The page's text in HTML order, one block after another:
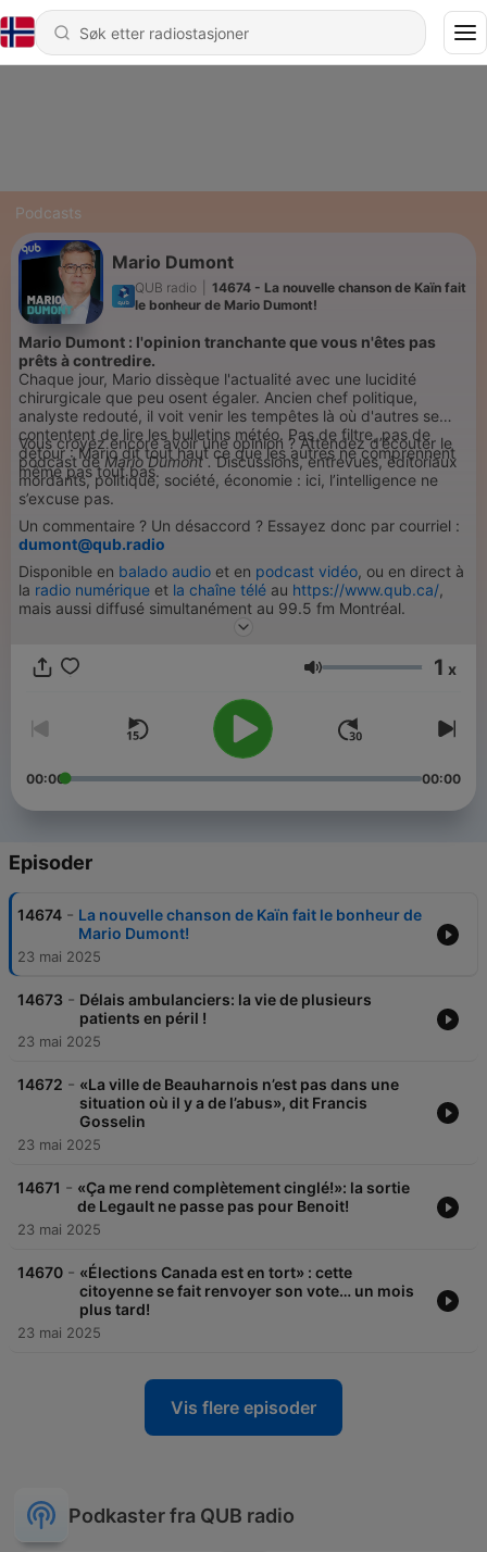
Podcasts
Mario Dumont
QUB radio
14674 - La nouvelle chanson de Kaïn fait
le bonheur de Mario Dumont!
Mario Dumont : l'opinion tranchante que vous n'êtes pas
prêts à contredire.
Chaque jour, Mario dissèque l'actualité avec une lucidité
chirurgicale que peu osent égaler. Ancien chef politique,
analyste redouté, il voit venir les tempêtes là où d'autres se
contentent de lire les bulletins météo. Pas de filtre, pas de
détour : Mario dit tout haut ce que les autres ne comprennent
même pas tout bas.
Vous croyez encore avoir une opinion ? Attendez d’écouter le
podcast deMario Dumont .Discussions, entrevues, éditoriaux
mordants, politique, société, économie : ici, l’intelligence ne
s’excuse pas.
Un commentaire ? Un désaccord ? Essayez donc par courriel :
dumont@qub.radio
Disponible en balado audio et en podcast vidéo, ou en direct à
la radio numérique et la chaîne télé au https://www.qub.ca/,
mais aussi diffusé simultanément au 99.5 fm Montréal.
Volum 1 x
00:00 00:00
Episoder
14674 - La nouvelle chanson de Kaïn fait le bonheur de
Mario Dumont!
23 mai 2025
14673 - Délais ambulanciers: la vie de plusieurs
patients en péril !
23 mai 2025
14672 - «La ville de Beauharnois n’est pas dans une
situation où il y a de l’abus», dit Francis
Gosselin
23 mai 2025
14671 - «Ça me rend complètement cinglé!»: la sortie
de Legault ne passe pas pour Benoit!
23 mai 2025
14670 - «Élections Canada est en tort» : cette
citoyenne se fait renvoyer son vote… un mois
plus tard!
23 mai 2025
Vis flere episoder
Podkaster fra QUB radio